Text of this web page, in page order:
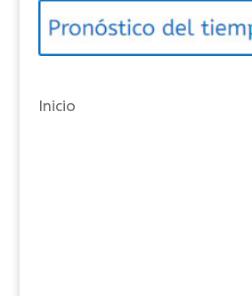
o
í
s
Inicio